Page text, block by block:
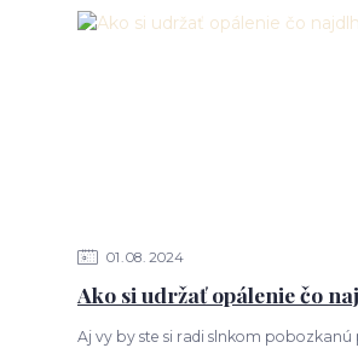
01 08 2024
Ako si udržať opálenie čo
Aj vy by ste si radi slnkom pobozkanú